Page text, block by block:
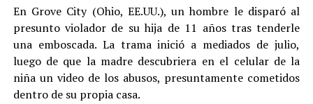
En Grove City (Ohio, EE.UU.), un hombre le disparó al
presunto violador de su hija de 11 años tras tenderle
una emboscada. La trama inició a mediados de julio,
luego de que la madre descubriera en el celular de la
niña un video de los abusos, presuntamente cometidos
dentro de su propia casa.